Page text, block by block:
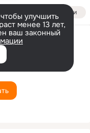
Войти
улучшить
менее 13 лет,
ваш законный